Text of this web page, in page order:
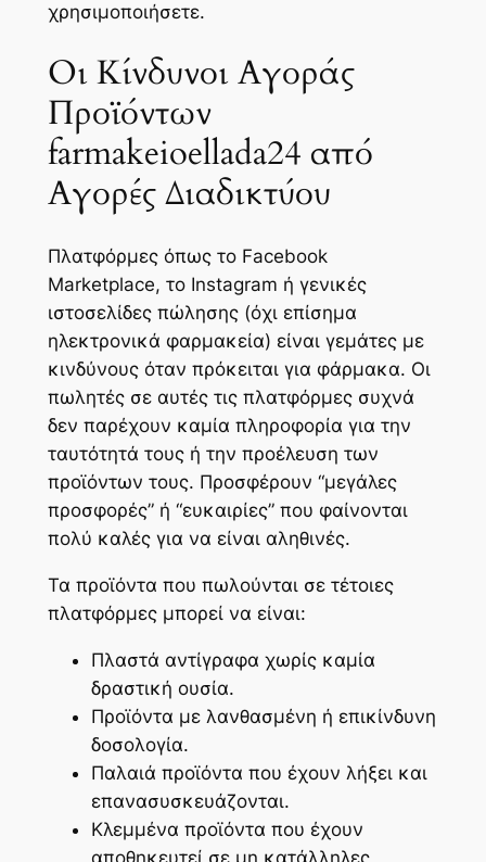
χρησιμοποιήσετε.
Οι Κίνδυνοι Αγοράς
Προϊόντων
farmakeioellada24 από
Αγορές Διαδικτύου
Πλατφόρμες όπως το Facebook
Marketplace, το Instagram ή γενικές
ιστοσελίδες πώλησης (όχι επίσημα
ηλεκτρονικά φαρμακεία) είναι γεμάτες με
κινδύνους όταν πρόκειται για φάρμακα. Οι
πωλητές σε αυτές τις πλατφόρμες συχνά
δεν παρέχουν καμία πληροφορία για την
ταυτότητά τους ή την προέλευση των
προϊόντων τους. Προσφέρουν “μεγάλες
προσφορές” ή “ευκαιρίες” που φαίνονται
πολύ καλές για να είναι αληθινές.
Τα προϊόντα που πωλούνται σε τέτοιες
πλατφόρμες μπορεί να είναι:
Πλαστά αντίγραφα χωρίς καμία
δραστική ουσία.
Προϊόντα με λανθασμένη ή επικίνδυνη
δοσολογία.
Παλαιά προϊόντα που έχουν λήξει και
επανασυσκευάζονται.
Κλεμμένα προϊόντα που έχουν
αποθηκευτεί σε μη κατάλληλες